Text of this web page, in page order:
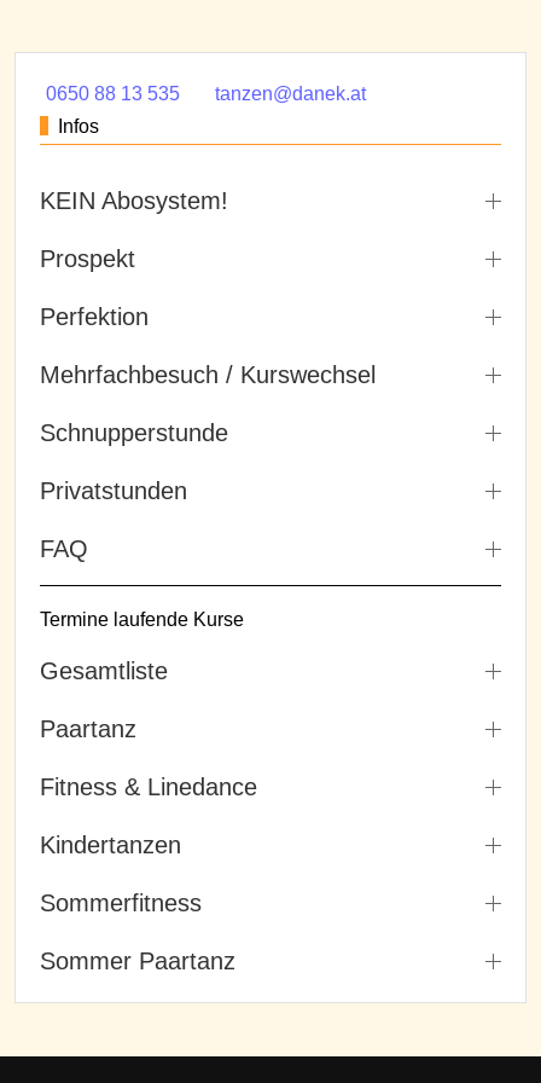
0650 88 13 535
tanzen@danek.at
Infos
KEIN Abosystem!
Prospekt
Perfektion
Mehrfachbesuch / Kurswechsel
Schnupperstunde
Privatstunden
FAQ
Termine laufende Kurse
Gesamtliste
Paartanz
Fitness & Linedance
Kindertanzen
Sommerfitness
Sommer Paartanz